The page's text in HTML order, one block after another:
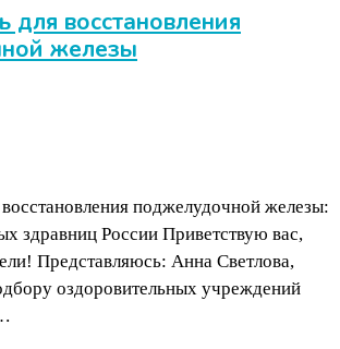
для восстановления
железы
поджелудочной железы:
здравниц России Приветствую вас,
Представляюсь: Анна Светлова,
оздоровительных учреждений